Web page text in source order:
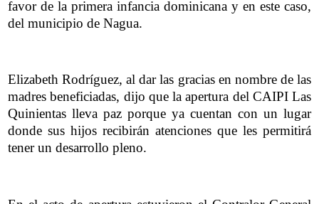
favor de la primera infancia dominicana y en este caso,
del municipio de Nagua.
Elizabeth Rodríguez, al dar las gracias en nombre de las
madres beneficiadas, dijo que la apertura del CAIPI Las
Quinientas lleva paz porque ya cuentan con un lugar
donde sus hijos recibirán atenciones que les permitirá
tener un desarrollo pleno.